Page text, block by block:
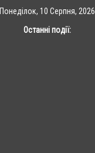
Понеділок, 10 Серпня, 2026
Останні події: